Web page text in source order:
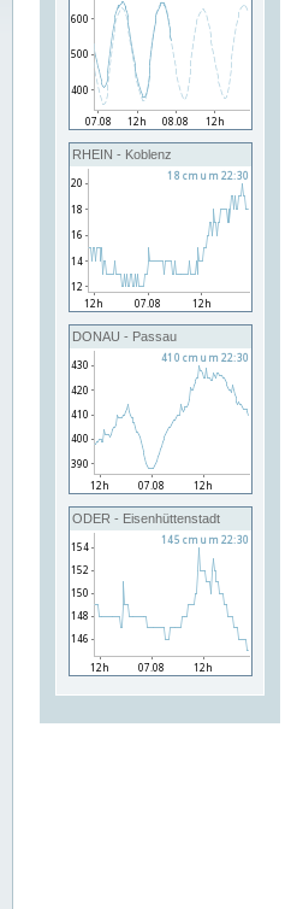
RHEIN - Koblenz
DONAU - Passau
ODER - Eisenhüttenstadt